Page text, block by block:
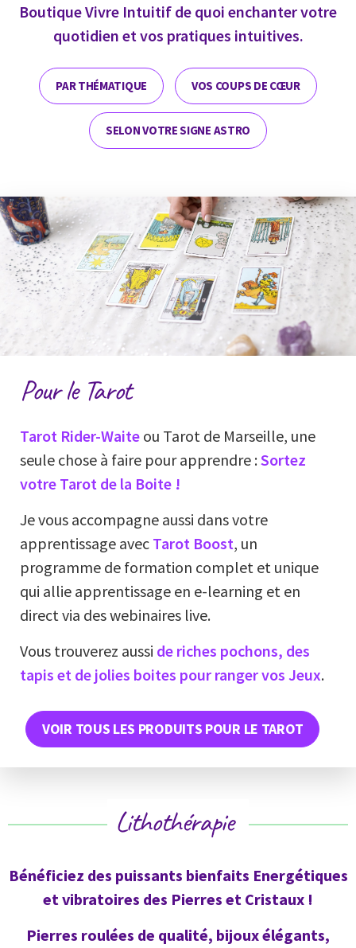
Boutique Vivre Intuitif de quoi enchanter votre
quotidien et vos pratiques intuitives.
PAR THÉMATIQUE VOS COUPS DE CŒUR
SELON VOTRE SIGNE ASTRO
Pour le Tarot
Tarot Rider-Waite ou Tarot de Marseille, une
seule chose à faire pour apprendre :Sortez
votre Tarot de la Boite !
Je vous accompagne aussi dans votre
apprentissage avec Tarot Boost, un
programme de formation complet et unique
qui allie apprentissage en e-learning et en
direct via des webinaires live.
Vous trouverez aussi de riches pochons, des
tapis et de jolies boites pour ranger vos Jeux.
VOIR TOUS LES PRODUITS POUR LE TAROT
Lithothérapie
Bénéficiez des puissants bienfaits Energétiques
et vibratoires des Pierres et Cristaux !
Pierres roulées de qualité, bijoux élégants,